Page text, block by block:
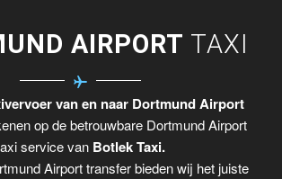
AIRPORT TAXI
van en naar Dortmund Airport
op de betrouwbare Dortmund Airport
service van Botlek Taxi.
Airport transfer bieden wij het juiste